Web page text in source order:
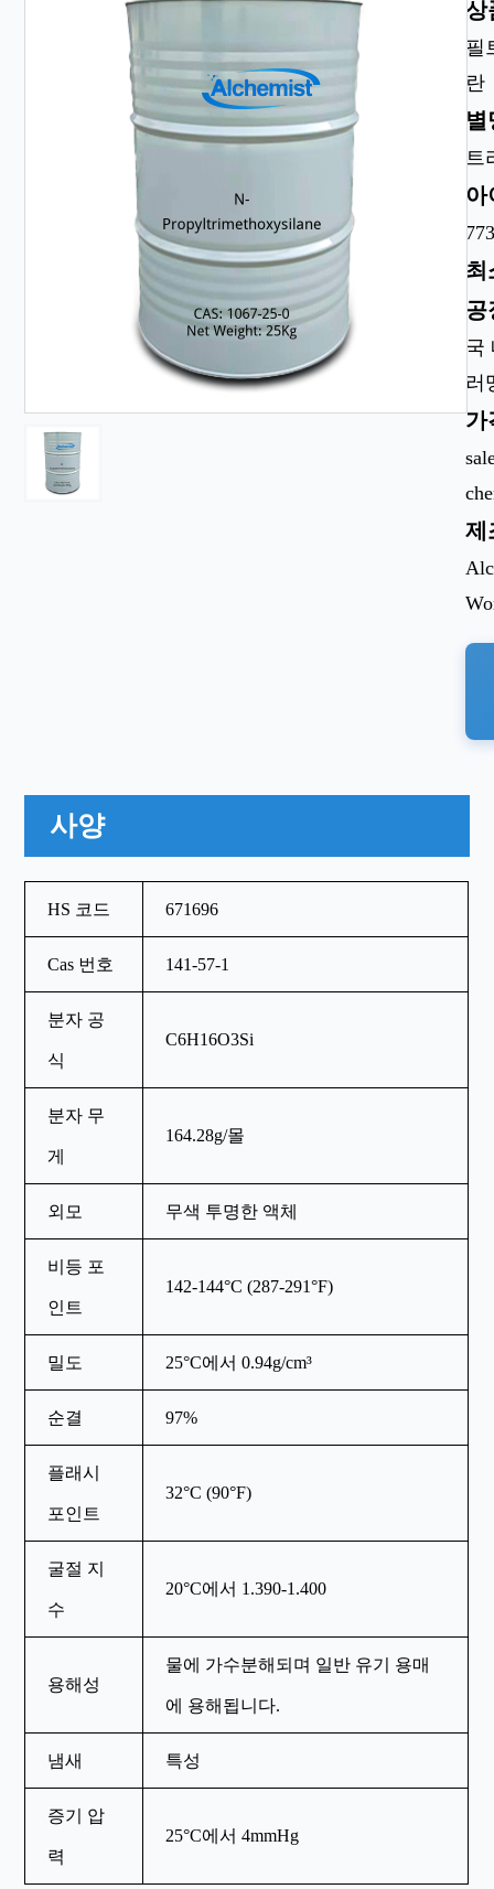
상
필
란
별
트
아
최
공
국
러
가
제
사양
HS 코드 671696
Cas 번호 141-57-1
분자 공
식
C6H16O3Si
분자 무
게
164.28g/몰
외모 무색 투명한 액체
비등 포
인트
142-144°C (287-291°F)
밀도 25°C에서 0.94g/cm³
순결 97%
플래시
포인트
32°C (90°F)
굴절 지
수
20°C에서 1.390-1.400
용해성
물에 가수분해되며 일반 유기 용매
에 용해됩니다.
냄새 특성
증기 압
력
25°C에서 4mmHg